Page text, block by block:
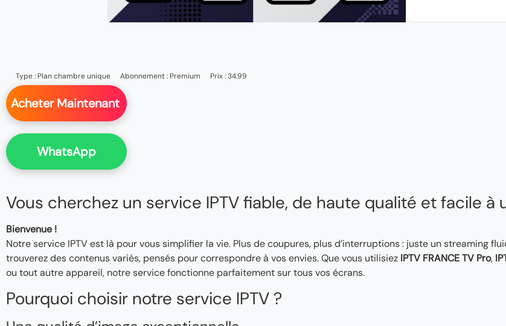
Type : Plan chambre unique Abonnement : Premium Prix : 34.99
Acheter Maintenant
WhatsApp
Vous cherchez un service IPTV fiable, de haute qualité et facile à
Bienvenue !
Notre service IPTV est là pour vous simplifier la vie. Plus de coupures, plus d’interruptions : juste un streaming
trouverez des contenus variés, pensés pour correspondre à vos envies. Que vous utilisiez IPTV FRANCE TV Pro,
ou tout autre appareil, notre service fonctionne parfaitement sur tous vos écrans.
Pourquoi choisir notre service IPTV ?